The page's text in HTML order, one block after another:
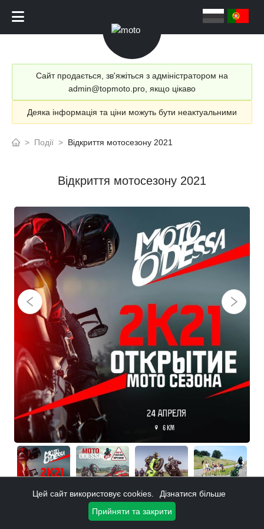
Сайт продається, зв'яжіться з адміністратором на
admin@topmoto.pro, якщо цікаво
Деяка інформація та ціни можуть бути неактуальними
> Події > Відкриття мотосезону 2021
Відкриття мотосезону 2021
Цей сайт використовує cookies.
Дізнатися більше
Прийняти та закрити